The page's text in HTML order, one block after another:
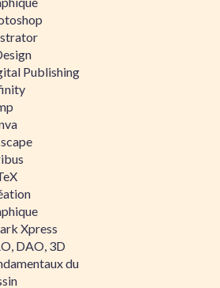
Publishing
Xpress
DAO, 3D
du